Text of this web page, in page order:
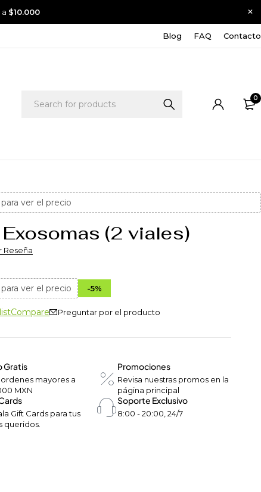
$10.000
Blog FAQ Contacto
0
ver el precio
Exosomas (2 viales)
Reseña
ver el precio -5%
Compare Preguntar por el producto
Gratis
ordenes mayores a
MXN
Gift Cards para tus
queridos.
Promociones
Revisa nuestras promos en la
página principal
Soporte Exclusivo
8:00 - 20:00, 24/7